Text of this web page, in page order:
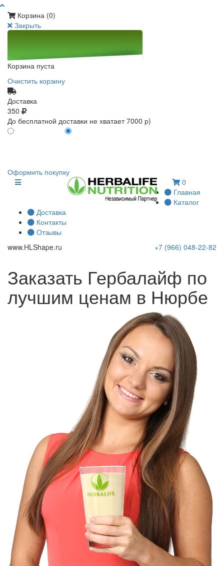
Корзина (0)
Закрыть
Корзина пуста
Очистить корзину
Доставка
350
До бесплатной доставки не хватает 7000 р)
Оформить покупку
0
Главная
Каталог
Доставка
Контакты
Отзывы
www.HLShape.ru +7 (966) 048-22-82
Заказать Гербалайф по
лучшим ценам в Нюрбе